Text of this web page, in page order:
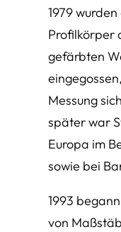
1979
Profilkörper
gefärbten
Messung
später war
Europa im
sowie bei
1993
von